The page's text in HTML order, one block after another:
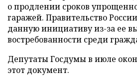
о продлении сроков
гаражей. Правительство
данную инициативу из-за ее
востребованности среди
Депутаты Госдумы в июле
этот документ.